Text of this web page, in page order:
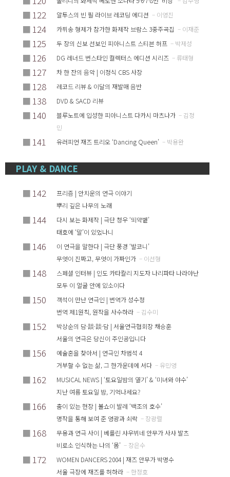
■ 122 알투스의 빈 필 라이브 레코딩 에디션 – 이영진
■ 124 카퓌송 형제가 참가한 화제작 브람스 3중주곡집 – 이재준
■ 125 두 장의 신보 선보인 피아니스트 스티븐 허프 – 박제성
■ 126 DG 레너드 번스타인 컬렉터스 에디션 시리즈 – 류태형
■ 127 차 한 잔의 음악 | 이정식 CBS 사장
■ 128 레코드 리뷰 & 이달의 재발매 음반
■ 138 DVD & SACD 리뷰
■ 140 블루노트에 입성한 피아니스트 다카시 마츠나가 – 김정
민
■ 141 유러피언 재즈 트리오 ‘Dancing Queen’ – 박용완
PLAY & DANCE
■ 142
프리즘 | 안치운의 연극 이야기
뿌리 깊은 나무의 노래
■ 144
다시 보는 화제작 | 극단 청우 ‘뙤약볕’
태호에 ‘말’이 있었나니
■ 146
이 연극을 말한다 | 극단 풍경 ‘발코니’
무엇이 진짜고, 무엇이 가짜인가 – 이선형
■ 148
스페셜 인터뷰 | 인도 카타칼리 지도자 나리파타 나라야난
모두 이 얼굴 안에 있소이다
■ 150
객석이 만난 연극인 | 번역가 성수정
번역 제1원칙, 원작을 사수하라 – 김수미
■ 152
박상순의 담·談·談·담 | 서울연극협회장 채승훈
서울의 연극은 당신이 주인공입니다
■ 156
예술혼을 찾아서 | 연극인 차범석 4
거부할 수 없는 삶, 그 한가운데에 서다 – 유민영
■ 162
MUSICAL NEWS | ‘토요일밤의 열기’ & ‘미녀와 야수’
지난 여름 토요일 밤, 기억나세요?
■ 166
춤이 있는 현장 | 볼쇼이 발레 ‘백조의 호수’
명작을 통해 보여 준 영광과 쇠락 – 장광렬
■ 168
무용과 연극 사이 | 베를린 샤우뷔네 안무가 사샤 발츠
비로소 인식하는 나의 ‘몸’ – 장은수
■ 172
WOMEN DANCERS 2004 | 재즈 안무가 박명수
서울 극장에 재즈를 허하라 – 한정호